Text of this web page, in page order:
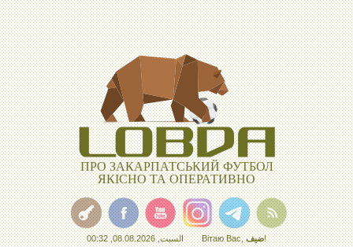
ПРО ЗАКАРПАТСЬКИЙ ФУТБОЛ
ЯКІСНО ТА ОПЕРАТИВНО
السبت, 08.08.2026, 00:32 Вітаю Вас,ضيف!